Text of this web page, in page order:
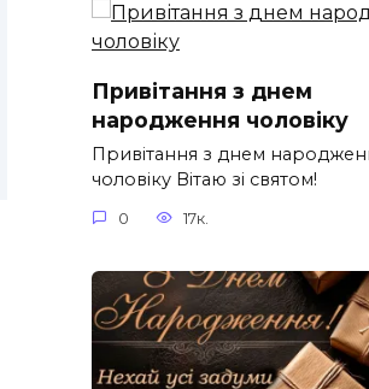
Привітання з днем
народження чоловіку
Привітання з днем
чоловіку Вітаю зі святом!
0 17к.